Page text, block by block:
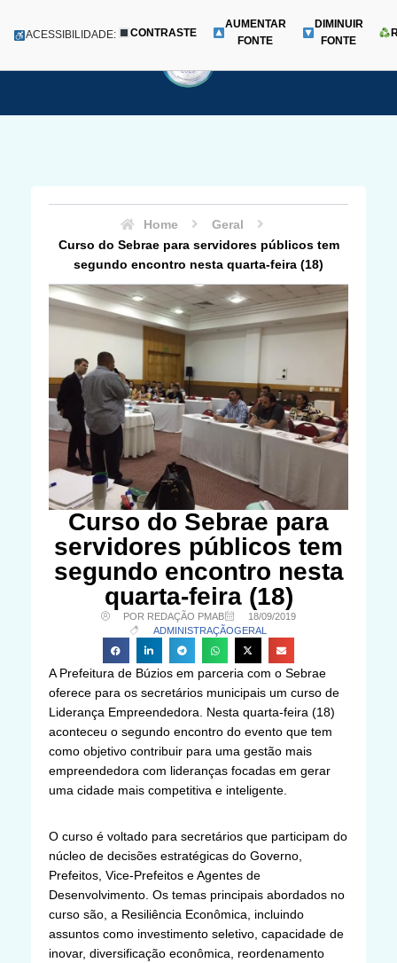
para
Menu
ACESSIBILIDADE: CONTRASTE
AUMENTAR
FONTE
DIMINUIR
FONTE
Home
Geral
Curso do Sebrae para servidores públicos tem
segundo encontro nesta quarta-feira (18)
Curso do Sebrae para
servidores públicos tem
segundo encontro nesta
quarta-feira (18)
POR REDAÇÃO PMAB
18/09/2019
ADMINISTRAÇÃOGERAL
A Prefeitura de Búzios em parceria com o Sebrae
oferece para os secretários municipais um curso de
Liderança Empreendedora. Nesta quarta-feira (18)
aconteceu o segundo encontro do evento que tem
como objetivo contribuir para uma gestão mais
empreendedora com lideranças focadas em gerar
uma cidade mais competitiva e inteligente.
O curso é voltado para secretários que participam do
núcleo de decisões estratégicas do Governo,
Prefeitos, Vice-Prefeitos e Agentes de
Desenvolvimento. Os temas principais abordados no
curso são, a Resiliência Econômica, incluindo
assuntos como investimento seletivo, capacidade de
inovar, diversificação econômica, reordenamento